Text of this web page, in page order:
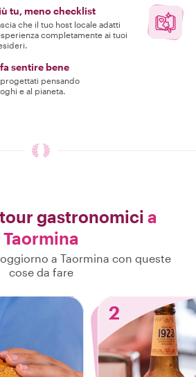
tu, meno checklist
che il tuo host locale adatti
completamente ai tuoi
sentire bene
pensando
e al pianeta.
gastronomici a
Taormina
a Taormina con queste
cose da fare
2